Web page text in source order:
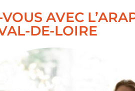
AVEC
DE-LOIRE